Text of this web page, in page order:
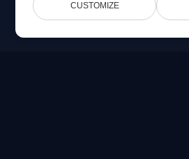
CUSTOMIZE